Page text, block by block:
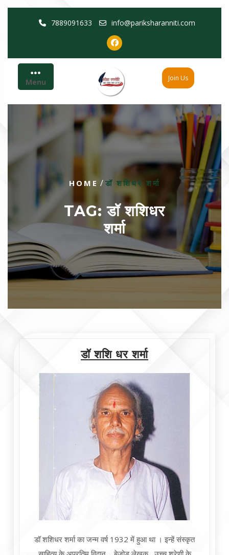
7889091633 info@pariksharanniti.com
Menu Join Us
HOME / डॉ शशिधर शर्मा
TAG:डॉ शशिधर
शर्मा
डॉ शशि धर शर्मा
डॉ शशिधर शर्मा का जन्म वर्ष 1932 में हुआ था । इन्हें संस्कृत